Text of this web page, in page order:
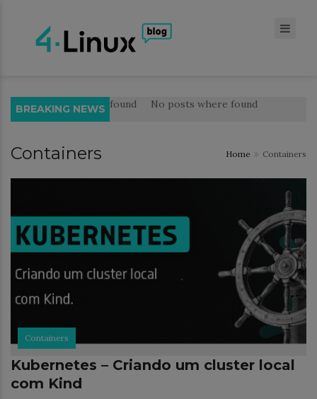
BREAKING NEWS
No posts where found No posts where found
Containers Home Containers
Containers
Kubernetes – Criando um cluster local
com Kind